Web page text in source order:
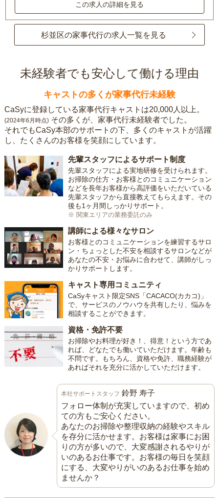
この求人の詳細を見る
杉並区の家事代行の求人一覧を見る
未経験者でも安心して働ける理由
キャストの多くが家事代行未経験
CaSyに登録している家事代行キャストは20,000人以上。
(2024年6月時点) その多くが、家事代行未経験者でした。
それでもCaSy本部のサポートの下、多くのキャストが活躍
し、たくさんのお客様を笑顔にしています。
先輩スタッフによるサポート制度
先輩スタッフによる実地研修を受けられます。
お掃除の仕方・お客様とのコミュニケーション
などを長年お客様から高評価をいただいている
先輩スタッフから直接教えてもらえます。その
後も1ヶ月間しっかりサポート。
※ 関東エリアの業務委託のみ
講師による様々なサロン
お客様とのコミュニケーションを練習するサロ
ン・ちょっとした不安を相談するサロンなどが
あなたの不安・お悩みに合わせて、講師がしっ
かりサポートします。
キャスト専用コミュニティ
CaSyキャスト限定SNS「CACACO(カカコ)」
で、サービスのノウハウを共有したり、悩みを
相談することができます。
資格・免許不要
お掃除やお料理が好き！、得意！という方であ
れば、どなたでも働いていただけます。年齢も
不問です。もちろん、資格や免許、職務経験が
あればそれを充分に活かしていただけます。
本社サポートスタッフ 鈴野 寿子
フォロー体制が充実していますので、初め
ての方もご安心ください。
あなたのお掃除や整理収納の経験やスキル
を存分に活かせます。お客様は家事にお困
りの方が多いので、大変感謝されるやりが
いのあるお仕事です。お客様の毎日を笑顔
にする、大変やりがいのあるお仕事を始め
ませんか？